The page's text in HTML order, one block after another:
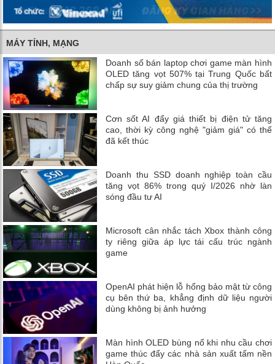
MÁY TÍNH, MẠNG
Doanh số bán laptop chơi game màn hình
OLED tăng vọt 507% tại Trung Quốc bất
chấp sự suy giảm chung của thị trường
Cơn sốt AI đẩy giá thiết bị điện tử tăng
cao, thời kỳ công nghệ "giảm giá" có thể
đã kết thúc
Doanh thu SSD doanh nghiệp toàn cầu
tăng vọt 86% trong quý I/2026 nhờ làn
sóng đầu tư AI
Microsoft cân nhắc tách Xbox thành công
ty riêng giữa áp lực tái cấu trúc ngành
game
OpenAI phát hiện lỗ hổng bảo mật từ công
cụ bên thứ ba, khẳng định dữ liệu người
dùng không bị ảnh hưởng
Màn hình OLED bùng nổ khi nhu cầu chơi
game thúc đẩy các nhà sản xuất tấm nền